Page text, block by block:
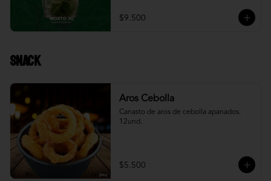
$9.500
Snack
Aros Cebolla
Canasto de aros de cebolla apanados.
12und.
$5.500